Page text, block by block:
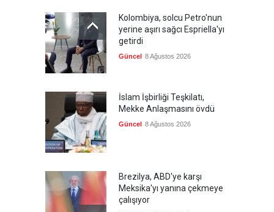
Kolombiya, solcu Petro'nun
yerine aşırı sağcı Espriella'yı
getirdi
Güncel 8 Ağustos 2026
İslam İşbirliği Teşkilatı,
Mekke Anlaşmasını övdü
Güncel 8 Ağustos 2026
Brezilya, ABD'ye karşı
Meksika'yı yanına çekmeye
çalışıyor